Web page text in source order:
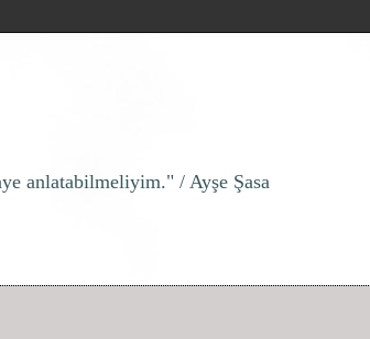
anlatabilmeliyim." / Ayşe Şasa